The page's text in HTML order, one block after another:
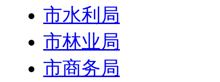
市水利局
市林业局
市商务局